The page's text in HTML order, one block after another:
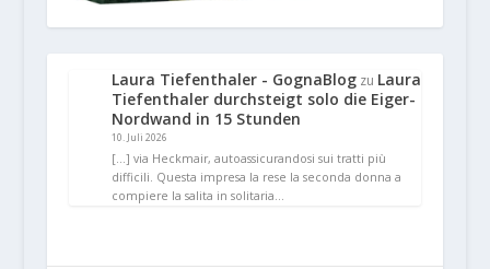
Laura Tiefenthaler - GognaBlogzu Laura
Tiefenthaler durchsteigt solo die Eiger-
Nordwand in 15 Stunden
10. Juli 2026
[…] via Heckmair, autoassicurandosi sui tratti più
difficili. Questa impresa la rese la seconda donna a
compiere la salita in solitaria…